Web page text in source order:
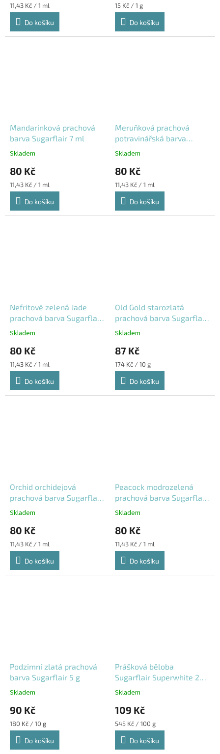
Měrná
cena:
11,43 Kč / 1 ml
Do košíku
Měrná
cena:
15 Kč / 1 g
Do košíku
Mandarinková prachová
barva Sugarflair 7 ml
Skladem
80 Kč
Měrná
cena:
11,43 Kč / 1 ml
Do košíku
Meruňková prachová
potravinářská barva
Sugarflair 7 ml
Skladem
80 Kč
Měrná
cena:
11,43 Kč / 1 ml
Do košíku
Nefritově zelená Jade
prachová barva Sugarflair
7 ml
Skladem
80 Kč
Měrná
cena:
11,43 Kč / 1 ml
Do košíku
Old Gold starozlatá
prachová barva Sugarflair
5 g
Skladem
87 Kč
Měrná
cena:
174 Kč / 10 g
Do košíku
Orchid orchidejová
prachová barva Sugarflair
7 ml
Skladem
80 Kč
Měrná
cena:
11,43 Kč / 1 ml
Do košíku
Peacock modrozelená
prachová barva Sugarflair
7 ml
Skladem
80 Kč
Měrná
cena:
11,43 Kč / 1 ml
Do košíku
Podzimní zlatá prachová
barva Sugarflair 5 g
Skladem
90 Kč
Měrná
cena:
180 Kč / 10 g
Do košíku
Prášková běloba
Sugarflair Superwhite 20
g
Skladem
109 Kč
Měrná
cena:
545 Kč / 100 g
Do košíku